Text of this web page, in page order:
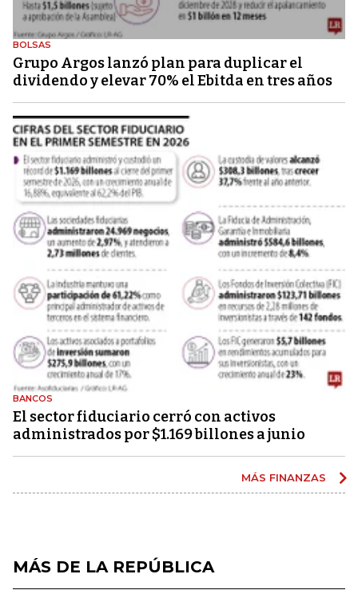
BOLSAS
Grupo Argos lanzó plan para duplicar el
dividendo y elevar 70% el Ebitda en tres años
BANCOS
El sector fiduciario cerró con activos
administrados por $1.169 billones a junio
MÁS FINANZAS
MÁS DE LA REPÚBLICA